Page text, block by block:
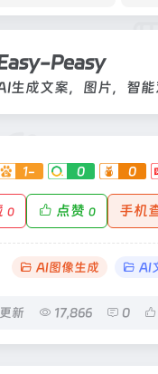
Peasy
生成文案，图片，智
1- 0 0
0 点赞 0 手机
AI图像生成 AI
新 17,866 0